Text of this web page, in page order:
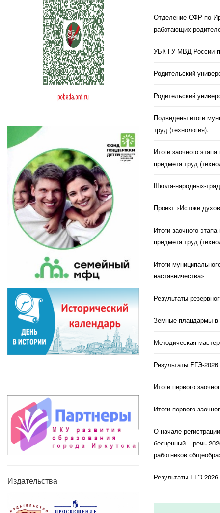
Издательства
Отделение СФР по
работающих
УБК ГУ МВД России
Родительский
Родительский
Подведены итоги
труд (технология).
Итоги заочного
предмета труд
Школа-народных-
Проект «Истоки
Итоги заочного
предмета труд
Итоги
наставничества»
Результаты
Земные плацдармы в
Методическая
Результаты ЕГЭ-
Итоги первого
Итоги первого
О начале
бесценный – речь
работников
Результаты ЕГЭ-